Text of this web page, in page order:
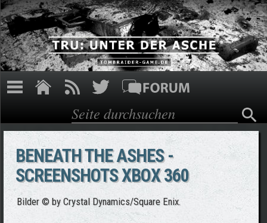
Direkt zum Inhalt
Suchformular
Suche
BENEATH THE ASHES -
SCREENSHOTS XBOX 360
Bilder © by Crystal Dynamics/Square Enix.